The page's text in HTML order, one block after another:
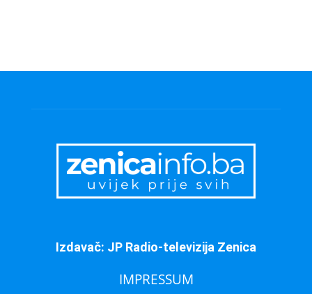
Izdavač: JP Radio-televizija Zenica
IMPRESSUM